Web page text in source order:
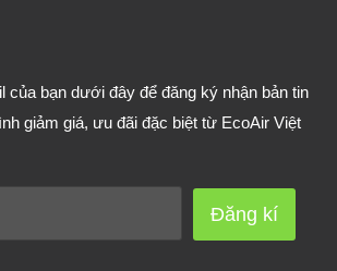
của bạn dưới đây để đăng ký nhận bản tin
giảm giá, ưu đãi đặc biệt từ EcoAir Việt
Đăng kí